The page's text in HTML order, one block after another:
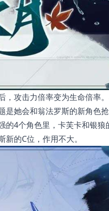
，攻击力倍率变为生命倍率
是她会和翁法罗斯的新角色
的4个角色里，卡芙卡和银
的C位，作用不大。